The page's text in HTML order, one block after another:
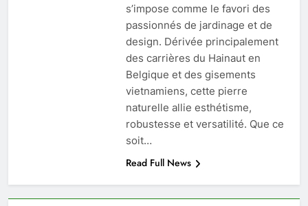
s’impose comme le favori des
passionnés de jardinage et de
design. Dérivée principalement
des carrières du Hainaut en
Belgique et des gisements
vietnamiens, cette pierre
naturelle allie esthétisme,
robustesse et versatilité. Que ce
soit…
Read Full News